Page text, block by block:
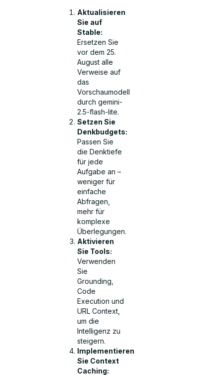
Aktualisieren
Sie auf
Stable:
Ersetzen Sie
vor dem 25.
August alle
Verweise auf
das
Vorschaumodell
durch gemini-
2.5-flash-lite.
Setzen Sie
Denkbudgets:
Passen Sie
die Denktiefe
für jede
Aufgabe an –
weniger für
einfache
Abfragen,
mehr für
komplexe
Überlegungen.
Aktivieren
Sie Tools:
Verwenden
Sie
Grounding,
Code
Execution und
URL Context,
um die
Intelligenz zu
steigern.
Implementieren
Sie Context
Caching: